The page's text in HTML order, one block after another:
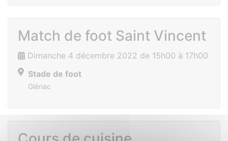
Match de foot Saint Vincent
Dimanche 4 décembre 2022 de 15h00 à 17h00
Stade de foot
Glénac